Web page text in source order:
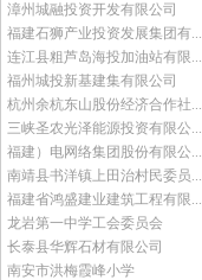
漳州城融投资开发有限公司
福建石狮产业投资发展集团有...
连江县粗芦岛海投加油站有限...
福州城投新基建集有限公司
杭州余杭东山股份经济合作社...
三峡圣农光泽能源投资有限公...
福建）电网络集团股份有限公...
南靖县书洋镇上田治村民委员...
福建省鸿盛建业建筑工程有限...
龙岩第一中学工会委员会
长泰县华辉石材有限公司
南安市洪梅霞峰小学